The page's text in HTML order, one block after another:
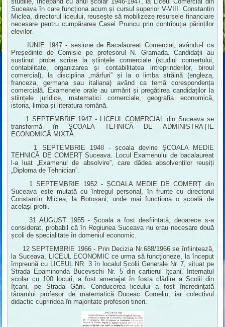
Suceava în care funcționa acum și cursul superior V-VIII. Constantin
Miclea, directorul liceului, reusește să mobilizeze resursele financiare
necesare pentru cumpărarea Casei Pruncu prin contribuția părinților
elevilor.
IUNIE 1947 - sesiune de Bacalaureat Comercial, avându-l ca
Președinte de Comisie pe profesorul N. Gramada. Candidații au
sustinut probe scrise la științele comerciale (studiul comerțului,
contabilitate, organizarea și contabilitatea intreprinderilor, biroul
comercial), la disciplina „mărfuri” și la o limba străină (engleza,
franceza, germana sau italiana) având ca temă corespondența
comercială. Examenele orale au urmărit și pregătirea candidaților la
științele juridice, matematici comerciale, geografia economică,
istoria, limba și literatura română.
1 SEPTEMBRIE 1947 - LICEUL COMERCIAL din Suceava se
transformă în ȘCOALA TEHNICĂ DE ADMINISTRAȚIE
ECONOMICĂ MIXTĂ.
1 SEPTEMBRIE 1948 - școala devine ȘCOALA MEDIE
TEHNICĂ DE COMERȚ Suceava. Locul Examenului de bacalaureat
l-a luat „Examenul de absolvire”, care dădea absolvenților reușiți
„Diploma de Tehnician”.
1 SEPTEMBRIE 1952 - ȘCOALA MEDIE DE COMERȚ din
Suceava este mutată cu întregul personal, în frunte cu directorul
Constantin Miclea, la Botoșani, unde mai funcționa o școală de
același profil.
31 AUGUST 1955 - Școala a fost desființată, deoarece s-a
considerat, probabil că în Regiunea Suceava nu erau necesare două
școli de specialitate în domeniul economic.
12 SEPTEMBRIE 1966 - Prin Decizia Nr.688/1966 se înființează,
la Suceava, LICEUL ECONOMIC ce urma să funcționeze, la început
împreună cu LICEUL NR. 3 în localul Școlii Generale Nr. 7, situat pe
Strada Epaminonda Bucevschi Nr. 5 din cartierul Ițcani. Internatul
școlar cu 100 locuri, a fost amenajat în fosta clădire a Școlii din
Ițcani, pe Strada Gării. Conducerea liceului a fost încredințată
tânarului profesor de matematică Duceac Corneliu, iar colectivul
didactic cuprindea în majoritate profesori tineri.